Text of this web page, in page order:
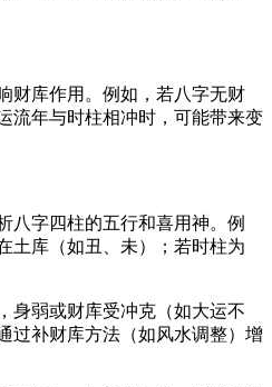
财库作用。例如，若八字无财
流年与时柱相冲时，可能带来变
八字四柱的五行和喜用神。例
土库（如丑、未）；若时柱为
身弱或财库受冲克（如大运不
过补财库方法（如风水调整）增